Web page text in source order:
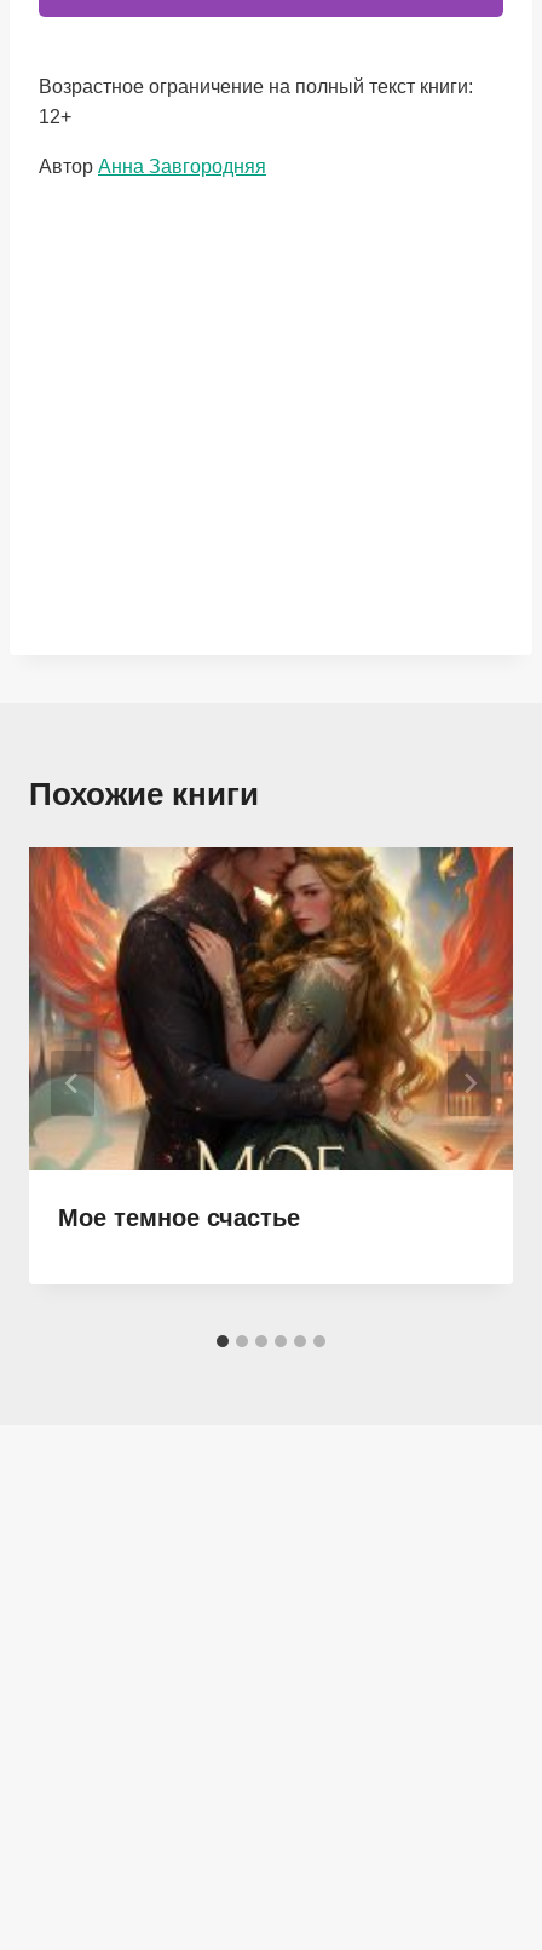
Возрастное ограничение на полный текст книги:
12+
Метки
Автор Анна Завгородняя
Похожие книги
Мое темное счастье